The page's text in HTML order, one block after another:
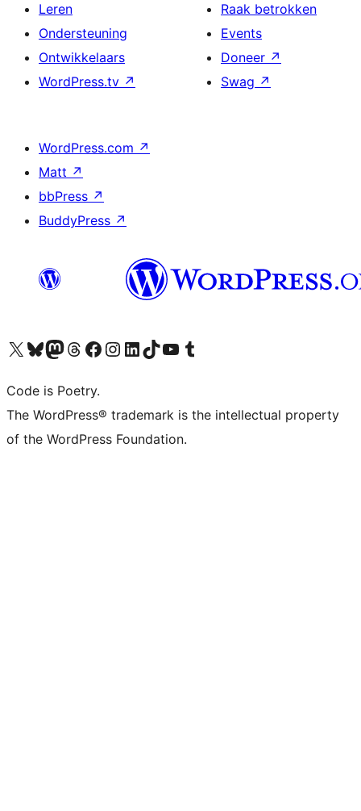
Leren
Ondersteuning
Ontwikkelaars
WordPress.tv ↗
Raak betrokken
Events
Doneer ↗
Swag ↗
WordPress.com ↗
Matt ↗
bbPress ↗
BuddyPress ↗
Bezoek ons X (voorheen Twitter) account
Bezoek onze Bluesky account
Bezoek ons Mastodon account
Bezoek onze Threads account
Onze Facebookpagina bezoeken
Bezoek onze Instagram account
Bezoek onze LinkedIn account
Bezoek onze TikTok account
Bezoek ons YouTube kanaalBezoek onze Tumblr account
Code is Poetry.
The WordPress® trademark is the intellectual property
of the WordPress Foundation.